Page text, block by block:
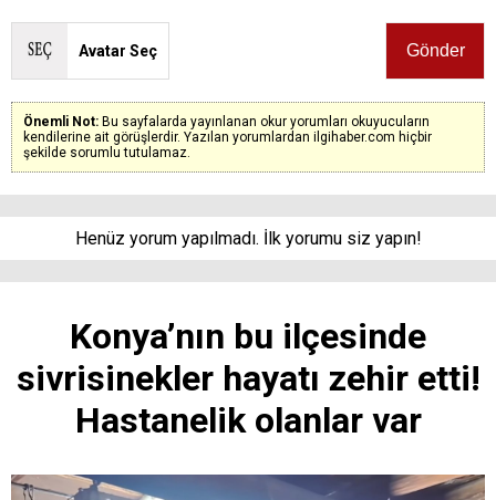
Avatar Seç
Önemli Not: Bu sayfalarda yayınlanan okur yorumları okuyucuların
kendilerine ait görüşlerdir. Yazılan yorumlardan ilgihaber.com hiçbir
şekilde sorumlu tutulamaz.
Henüz yorum yapılmadı. İlk yorumu siz yapın!
Konya’nın bu ilçesinde
sivrisinekler hayatı zehir etti!
Hastanelik olanlar var